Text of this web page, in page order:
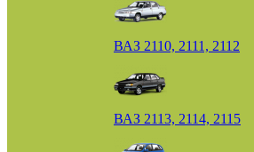
ВАЗ 2110, 2111, 2112
ВАЗ 2113, 2114, 2115